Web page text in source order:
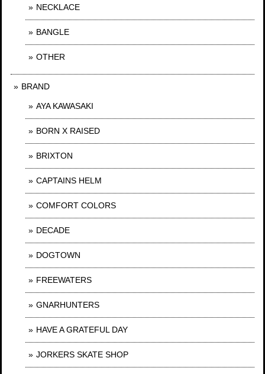
NECKLACE
BANGLE
OTHER
BRAND
AYA KAWASAKI
BORN X RAISED
BRIXTON
CAPTAINS HELM
COMFORT COLORS
DECADE
DOGTOWN
FREEWATERS
GNARHUNTERS
HAVE A GRATEFUL DAY
JORKERS SKATE SHOP